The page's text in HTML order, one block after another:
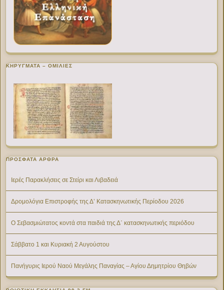
ΚΗΡΥΓΜΑΤΑ – ΟΜΙΛΙΕΣ
ΠΡΌΣΦΑΤΑ ΆΡΘΡΑ
Ιερές Παρακλήσεις σε Στείρι και Λιβαδειά
Δρομολόγια Επιστροφής της Δ’ Κατασκηνωτικής Περίοδου 2026
Ο Σεβασμιώτατος κοντά στα παιδιά της Δ΄ κατασκηνωτικής περιόδου
Σάββατο 1 και Κυριακή 2 Αυγούστου
Πανήγυρις Ιερού Ναού Μεγάλης Παναγίας – Αγίου Δημητρίου Θηβών